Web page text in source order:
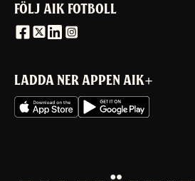
FÖLJ AIK FOTBOLL
LADDA NER APPEN AIK+